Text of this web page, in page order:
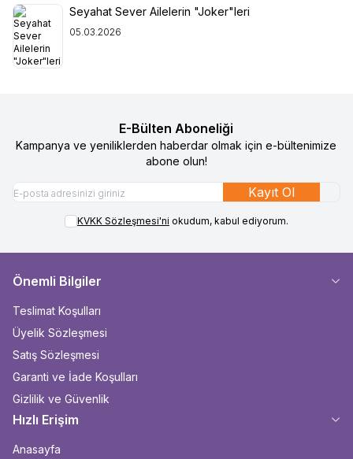
Seyahat Sever Ailelerin "Joker"leri
05.03.2026
E-Bülten Aboneliği
Kampanya ve yeniliklerden haberdar olmak için e-bültenimize
abone olun!
Kayıt Ol
KVKK Sözleşmesi'ni okudum, kabul ediyorum.
Önemli Bilgiler
Teslimat Koşulları
Üyelik Sözleşmesi
Satış Sözleşmesi
Garanti ve İade Koşulları
Gizlilik ve Güvenlik
Hızlı Erişim
Anasayfa